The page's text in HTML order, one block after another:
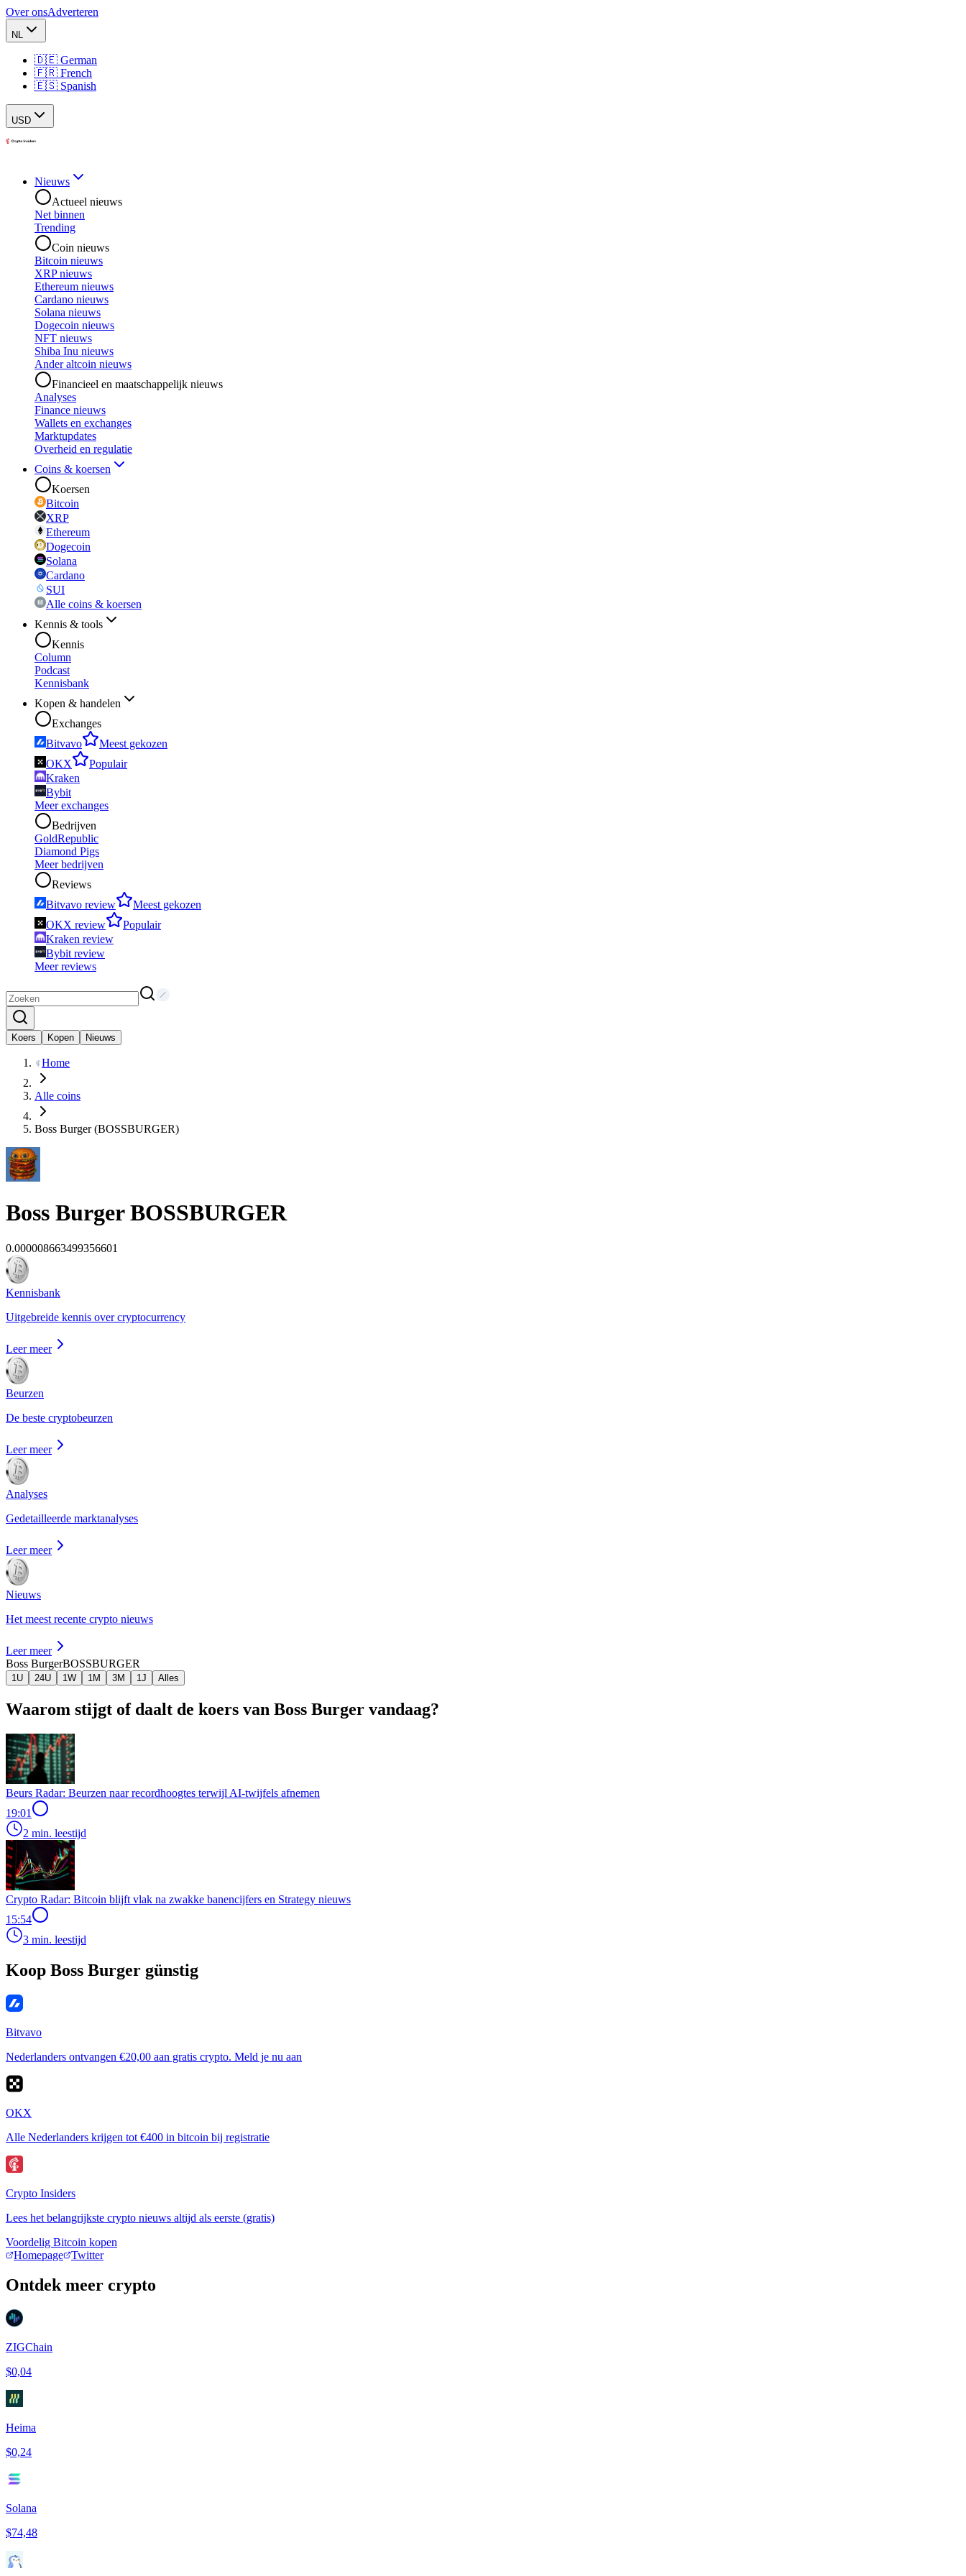
Over onsAdverteren
NL
🇩🇪 German
🇫🇷 French
🇪🇸 Spanish
USD
Nieuws
Actueel nieuws
Net binnen
Trending
Coin nieuws
Bitcoin nieuws
XRP nieuws
Ethereum nieuws
Cardano nieuws
Solana nieuws
Dogecoin nieuws
NFT nieuws
Shiba Inu nieuws
Ander altcoin nieuws
Financieel en maatschappelijk nieuws
Analyses
Finance nieuws
Wallets en exchanges
Marktupdates
Overheid en regulatie
Coins & koersen
Koersen
Bitcoin
XRP
Ethereum
Dogecoin
Solana
Cardano
SUI
Alle coins & koersen
Kennis & tools
Kennis
Column
Podcast
Kennisbank
Kopen & handelen
Exchanges
Bitvavo
Meest gekozen
OKX
Populair
Kraken
Bybit
Meer exchanges
Bedrijven
GoldRepublic
Diamond Pigs
Meer bedrijven
Reviews
Bitvavo review
Meest gekozen
OKX review
Populair
Kraken review
Bybit review
Meer reviews
Koers Kopen Nieuws
Home
Alle coins
Boss Burger (BOSSBURGER)
Boss Burger BOSSBURGER
0.000008663499356601
Kennisbank
Uitgebreide kennis over cryptocurrency
Leer meer
Beurzen
De beste cryptobeurzen
Leer meer
Analyses
Gedetailleerde marktanalyses
Leer meer
Nieuws
Het meest recente crypto nieuws
Leer meer
Boss BurgerBOSSBURGER
1U 24U 1W 1M 3M 1J Alles
Waarom stijgt of daalt de koers van Boss Burger vandaag?
Beurs Radar: Beurzen naar recordhoogtes terwijl AI-twijfels afnemen
19:01
2 min. leestijd
Crypto Radar: Bitcoin blijft vlak na zwakke banencijfers en Strategy nieuws
15:54
3 min. leestijd
Koop Boss Burger günstig
Bitvavo
Nederlanders ontvangen €20,00 aan gratis crypto. Meld je nu aan
OKX
Alle Nederlanders krijgen tot €400 in bitcoin bij registratie
Crypto Insiders
Lees het belangrijkste crypto nieuws altijd als eerste (gratis)
Voordelig Bitcoin kopen
Homepage
Twitter
Ontdek meer crypto
ZIGChain
$0,04
Heima
$0,24
Solana
$74,48